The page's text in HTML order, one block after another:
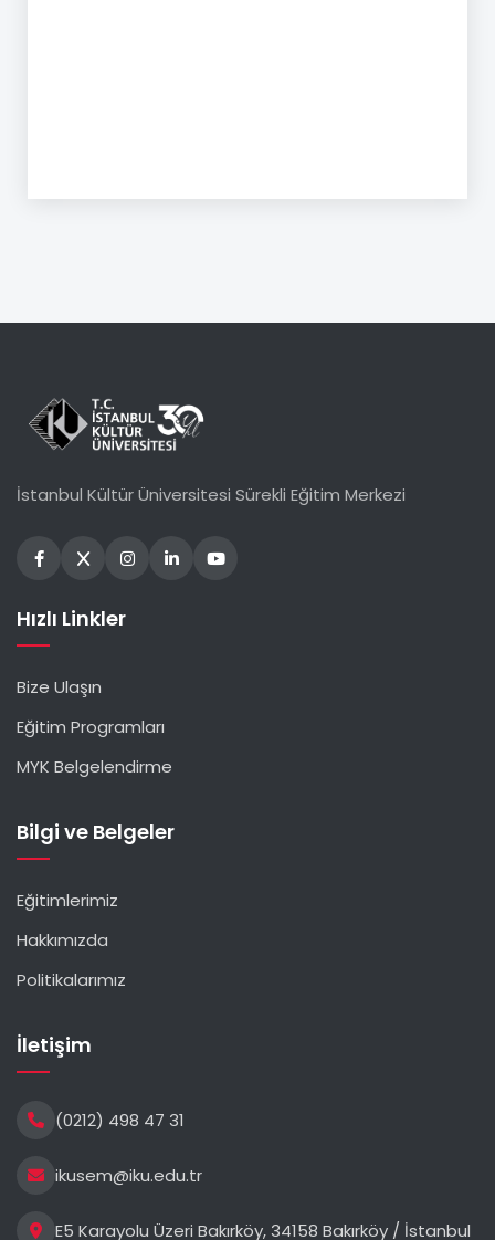
İstanbul Kültür Üniversitesi Sürekli Eğitim Merkezi
Hızlı Linkler
Bize Ulaşın
Eğitim Programları
MYK Belgelendirme
Bilgi ve Belgeler
Eğitimlerimiz
Hakkımızda
Politikalarımız
İletişim
(0212) 498 47 31
ikusem@iku.edu.tr
E5 Karayolu Üzeri Bakırköy, 34158 Bakırköy / İstanbul